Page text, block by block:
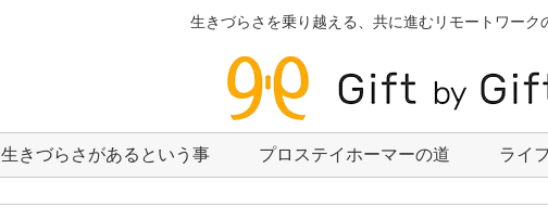
生きづらさを乗り越える、共に進むリモートワーク
生きづらさがあるという事 プロステイホーマーの道 ライ